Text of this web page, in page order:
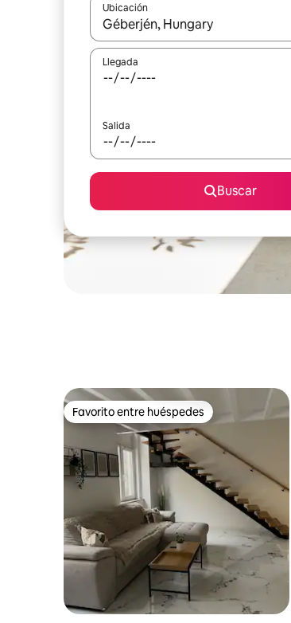
Ubicación
Cuando los resultados estén
Llegada
Salida
Buscar
Favorito entre huéspedes
Favorito entre huéspedes